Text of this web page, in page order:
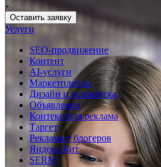
Оставить заявку
Услуги
SEO-продвижение
Контент
AI-услуги
Маркетплейсы
Дизайн и разработка
Объявления
Контекстная реклама
Таргет
Реклама у блогеров
Яндекс.Кит
SERM